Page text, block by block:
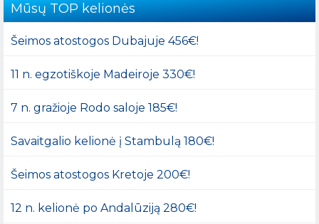
Mūsų TOP kelionės
Šeimos atostogos Dubajuje 456€!
11 n. egzotiškoje Madeiroje 330€!
7 n. gražioje Rodo saloje 185€!
Savaitgalio kelionė į Stambulą 180€!
Šeimos atostogos Kretoje 200€!
12 n. kelionė po Andalūziją 280€!